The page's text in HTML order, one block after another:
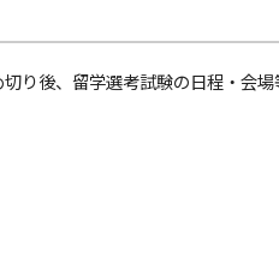
り後、留学選考試験の日程・会